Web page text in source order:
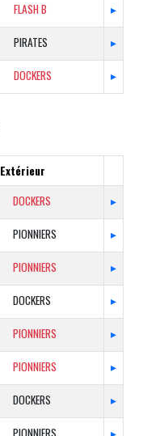
FLASH B ▸
PIRATES ▸
DOCKERS ▸
Extérieur
DOCKERS ▸
PIONNIERS ▸
PIONNIERS ▸
DOCKERS ▸
PIONNIERS ▸
PIONNIERS ▸
DOCKERS ▸
PIONNIERS ▸